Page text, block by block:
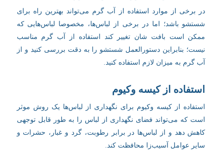
در برخی از موارد استفاده از آب گرم می‌تواند بهترین راه برای
شستشو باشد؛ اما در برخی از لباس‌ها، مخصوصا لباس‌هایی که
ممکن است بافت شان تغییر کند استفاده از آب گرم مناسب
نیست؛ بنابراین دستورالعمل شستشو را به دقت بررسی کنید و از
آب گرم به میزان لازم استفاده کنید.
استفاده از کیسه وکیوم
استفاده از کیسه وکیوم برای نگهداری از لباس‌ها یک روش موثر
است که می‌تواند فضای نگهداری از لباس را به طور قابل توجهی
کاهش دهد و از لباس‌ها در برابر رطوبت، گرد و غبار، حشرات و
سایر عوامل آسیب‌زا محافظت کند.